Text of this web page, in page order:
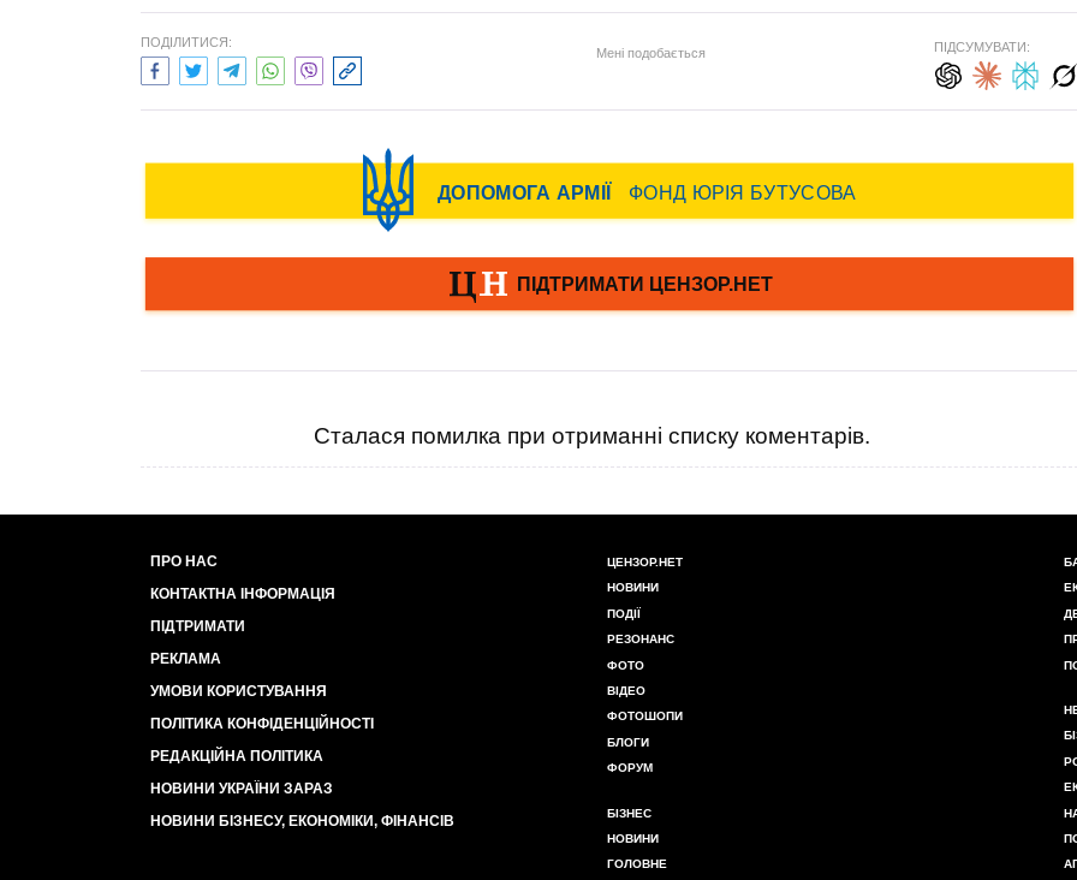
ПОДІЛИТИСЯ:
Мені подобається ПІДСУМУВАТИ:
Сталася помилка при отриманні списку коментарів.
ПРО НАС
КОНТАКТНА ІНФОРМАЦІЯ
ПІДТРИМАТИ
РЕКЛАМА
УМОВИ КОРИСТУВАННЯ
ПОЛІТИКА КОНФІДЕНЦІЙНОСТІ
РЕДАКЦІЙНА ПОЛІТИКА
НОВИНИ УКРАЇНИ ЗАРАЗ
НОВИНИ БІЗНЕСУ, ЕКОНОМІКИ, ФІНАНСІВ
ЦЕНЗОР.НЕТ
НОВИНИ
ПОДІЇ
РЕЗОНАНС
ФОТО
ВІДЕО
ФОТОШОПИ
БЛОГИ
ФОРУМ
БІЗНЕС
НОВИНИ
ГОЛОВНЕ